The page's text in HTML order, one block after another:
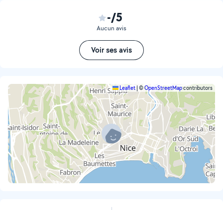
-/5
Aucun avis
Voir ses avis
Leaflet ©OpenStreetMapcontributors